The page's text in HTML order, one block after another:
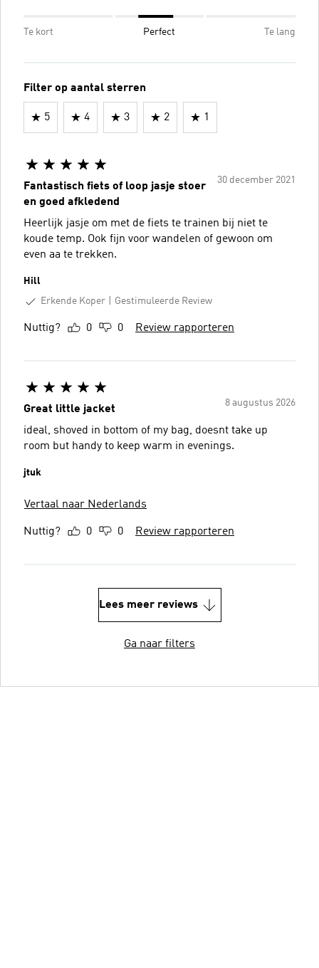
Te kort Perfect Te lang
Filter op aantal sterren
5 4 3 2 1
30 december 2021
Fantastisch fiets of loop jasje stoer
en goed afkledend
Heerlijk jasje om met de fiets te trainen bij niet te
koude temp. Ook fijn voor wandelen of gewoon om
even aa te trekken.
Hill
Erkende Koper
Gestimuleerde Review
Nuttig? 0 0 Review rapporteren
8 augustus 2026
Great little jacket
ideal, shoved in bottom of my bag, doesnt take up
room but handy to keep warm in evenings.
jtuk
Vertaal naar Nederlands
Nuttig? 0 0 Review rapporteren
Lees meer reviews
Ga naar filters